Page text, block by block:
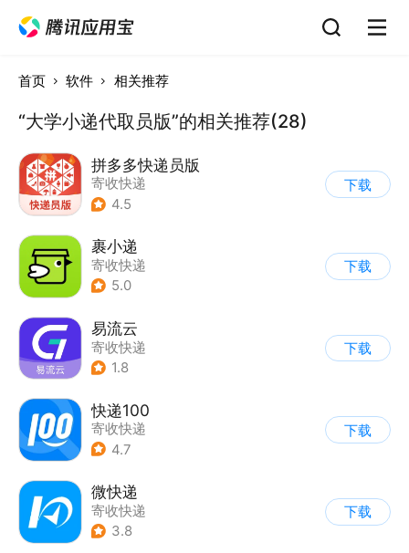
首页 软件 相关推荐
“大学小递代取员版”的相关推荐(28)
拼多多快递员版
寄收快递
4.5
下载
裹小递
寄收快递
5.0
下载
易流云
寄收快递
1.8
下载
快递100
寄收快递
4.7
下载
微快递
寄收快递
3.8
下载